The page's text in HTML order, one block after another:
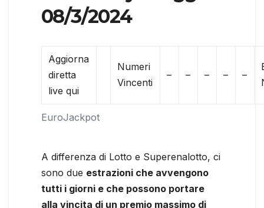
08/3/2024
EuroJackpot
Aggiorna
diretta
live qui
Numeri
Vincenti
– – – – –
A differenza di Lotto e Superenalotto, ci
sono due estrazioni che avvengono
tutti i giorni e che possono portare
alla vincita di un premio massimo di